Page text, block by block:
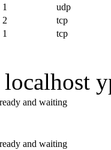
1
udp
2
tcp
1 tcp
and waiting
and waiting